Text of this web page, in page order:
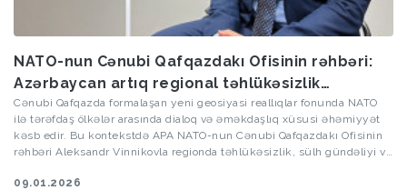
NATO-nun Cənubi Qafqazdakı Ofisinin rəhbəri:
Azərbaycan artıq regional təhlükəsizlik
mühitində mühüm rol oynayır
Cənubi Qafqazda formalaşan yeni geosiyasi reallıqlar fonunda NATO
ilə tərəfdaş ölkələr arasında dialoq və əməkdaşlıq xüsusi əhəmiyyət
kəsb edir. Bu kontekstdə APA NATO-nun Cənubi Qafqazdakı Ofisinin
rəhbəri Aleksandr Vinnikovla regionda təhlükəsizlik, sülh gündəliyi və
09.01.2026